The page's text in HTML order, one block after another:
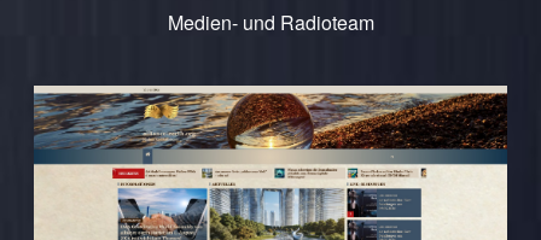
Medien- und Radioteam